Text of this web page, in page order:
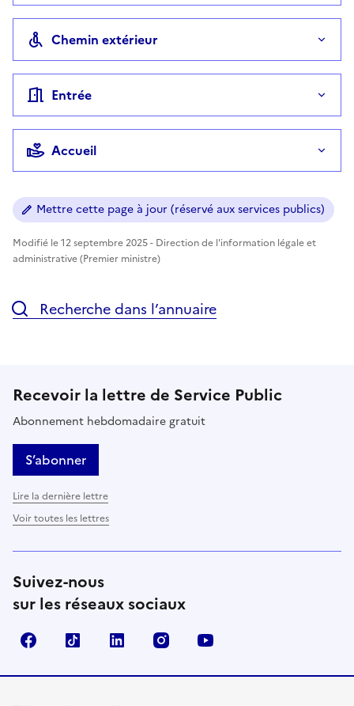
Chemin extérieur
Entrée
Accueil
Mettre cette page à jour (réservé aux services publics)
Modifié le 12 septembre 2025 - Direction de l'information légale et
administrative (Premier ministre)
Recherche dans l’annuaire
Recevoir la lettre de Service Public
Abonnement hebdomadaire gratuit
S’abonner
Lire la dernière lettre
Voir toutes les lettres
Suivez-nous
sur les réseaux sociaux
FacebookTikTok LinkedIn Instagram